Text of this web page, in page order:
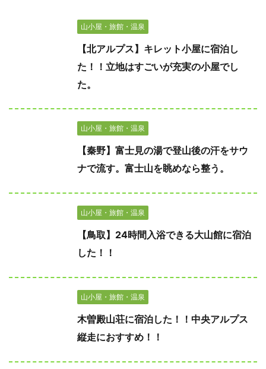
山小屋・旅館・温泉
【北アルプス】キレット小屋に宿泊し
た！！立地はすごいが充実の小屋でし
た。
山小屋・旅館・温泉
【秦野】富士見の湯で登山後の汗をサウ
ナで流す。富士山を眺めなら整う。
山小屋・旅館・温泉
【鳥取】24時間入浴できる大山館に宿泊
した！！
山小屋・旅館・温泉
木曽殿山荘に宿泊した！！中央アルプス
縦走におすすめ！！